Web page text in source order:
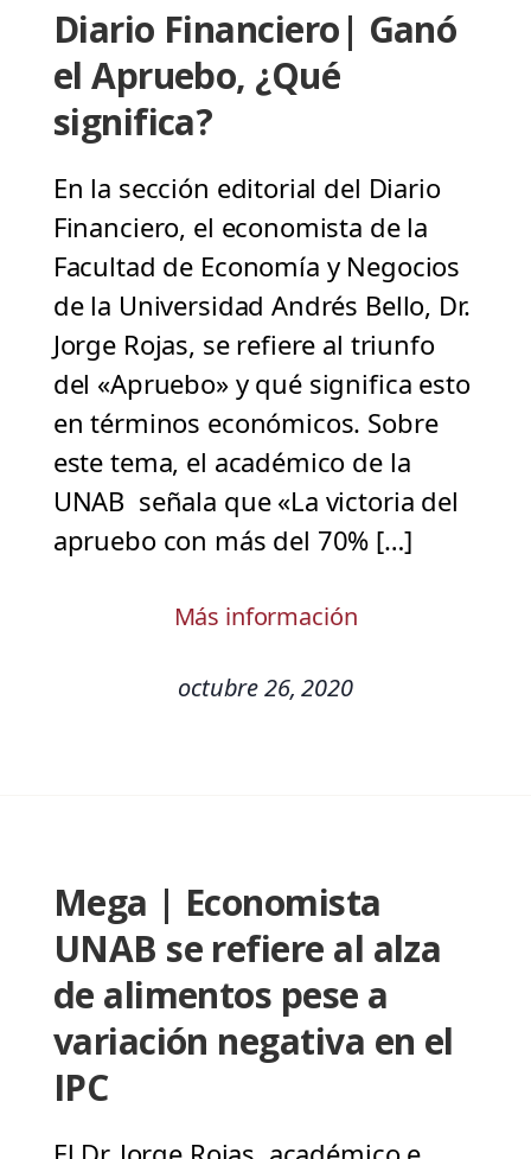
Diario Financiero| Ganó
el Apruebo, ¿Qué
significa?
En la sección editorial del Diario
Financiero, el economista de la
Facultad de Economía y Negocios
de la Universidad Andrés Bello, Dr.
Jorge Rojas, se refiere al triunfo
del «Apruebo» y qué significa esto
en términos económicos. Sobre
este tema, el académico de la
UNAB señala que «La victoria del
apruebo con más del 70% […]
Más información
octubre 26, 2020
Mega | Economista
UNAB se refiere al alza
de alimentos pese a
variación negativa en el
IPC